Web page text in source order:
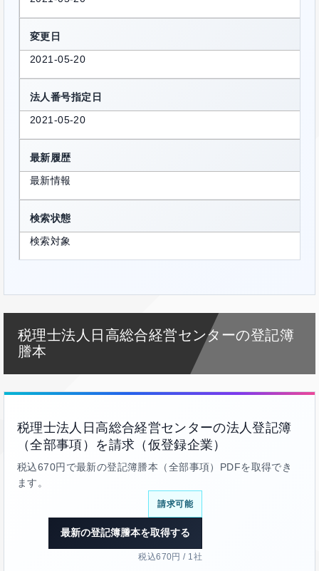
変更日
2021-05-20
法人番号指定日
2021-05-20
最新履歴
最新情報
検索状態
検索対象
税理士法人日高総合経営センターの登記簿
謄本
税理士法人日高総合経営センターの法人登記簿
（全部事項）を請求（仮登録企業）
税込670円で最新の登記簿謄本（全部事項）PDFを取得でき
ます。
請求可能
最新の登記簿謄本を取得する
税込670円 / 1社